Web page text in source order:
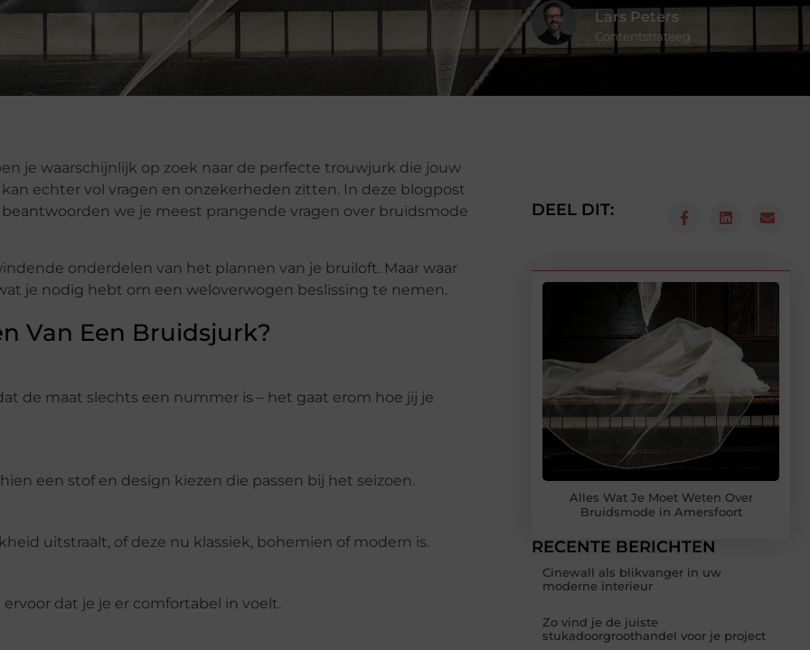
Lars Peters
Contentstrateeg
je waarschijnlijk op zoek naar de perfecte trouwjurk die jouw
echter vol vragen en onzekerheden zitten. In deze blogpost
we je meest prangende vragen over bruidsmode
onderdelen van het plannen van je bruiloft. Maar waar
je nodig hebt om een weloverwogen beslissing te nemen.
Van Een Bruidsjurk?
de maat slechts een nummer is – het gaat erom hoe jij je
een stof en design kiezen die passen bij het seizoen.
uitstraalt, of deze nu klassiek, bohemien of modern is.
dat je je er comfortabel in voelt.
DEEL DIT:
Alles Wat Je Moet Weten Over
Bruidsmode in Amersfoort
RECENTE BERICHTEN
Cinewall als blikvanger in uw
moderne interieur
Zo vind je de juiste
stukadoorgroothandel voor je project